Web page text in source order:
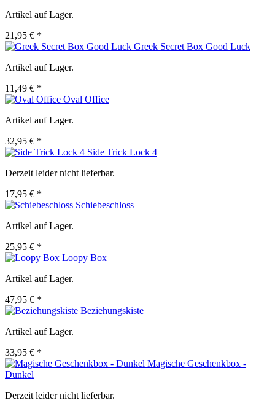
Artikel auf Lager.
21,95 € *
Greek Secret Box Good Luck
Artikel auf Lager.
11,49 € *
Oval Office
Artikel auf Lager.
32,95 € *
Side Trick Lock 4
Derzeit leider nicht lieferbar.
17,95 € *
Schiebeschloss
Artikel auf Lager.
25,95 € *
Loopy Box
Artikel auf Lager.
47,95 € *
Beziehungskiste
Artikel auf Lager.
33,95 € *
Magische Geschenkbox -
Dunkel
Derzeit leider nicht lieferbar.